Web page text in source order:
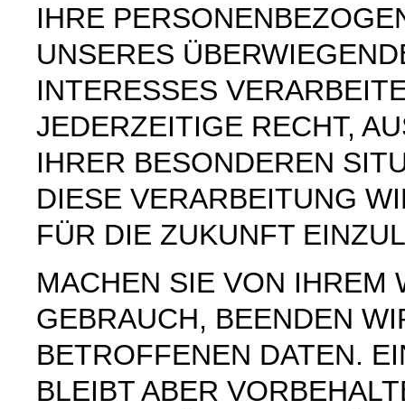
IHRE
UNSERES
INTERESSES
JEDERZEITIGE RECHT,
IHRER BESONDEREN
DIESE VERARBEITUNG
FÜR DIE ZUKUNFT
MACHEN SIE VON IHREM
GEBRAUCH, BEENDEN
BETROFFENEN DATEN.
BLEIBT ABER